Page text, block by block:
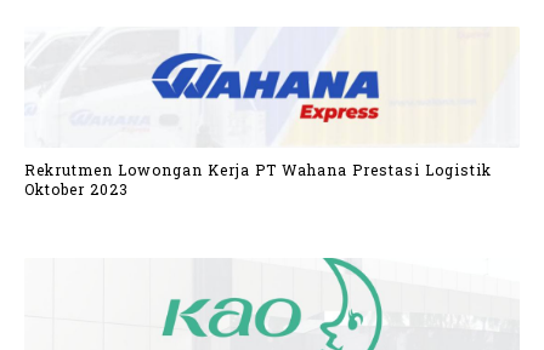
Rekrutmen Lowongan Kerja PT Wahana Prestasi Logistik
Oktober 2023